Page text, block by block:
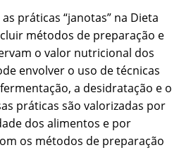
práticas “janotas” na Dieta
métodos de preparação e
o valor nutricional dos
envolver o uso de técnicas
a desidratação e o
práticas são valorizadas por
dos alimentos e por
os métodos de preparação